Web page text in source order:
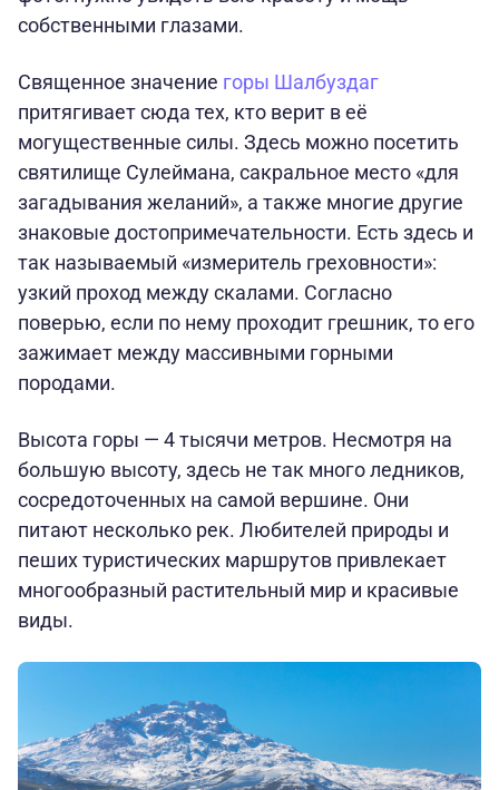
собственными глазами.
Священное значение горы Шалбуздаг
притягивает сюда тех, кто верит в её
могущественные силы. Здесь можно посетить
святилище Сулеймана, сакральное место «для
загадывания желаний», а также многие другие
знаковые достопримечательности. Есть здесь и
так называемый «измеритель греховности»:
узкий проход между скалами. Согласно
поверью, если по нему проходит грешник, то его
зажимает между массивными горными
породами.
Высота горы — 4 тысячи метров. Несмотря на
большую высоту, здесь не так много ледников,
сосредоточенных на самой вершине. Они
питают несколько рек. Любителей природы и
пеших туристических маршрутов привлекает
многообразный растительный мир и красивые
виды.